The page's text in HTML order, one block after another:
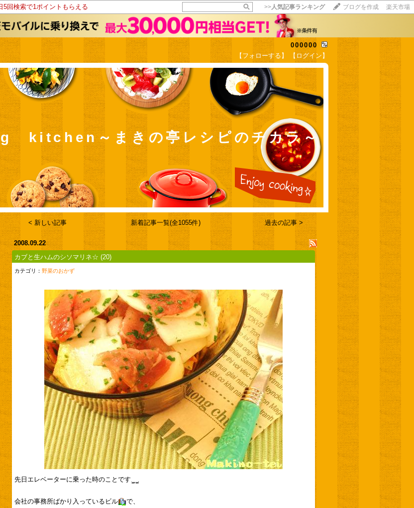
5回検索で1ポイントもらえる >>人気記事ランキング ブログを作成 楽天市場
000000
【フォローする】 【ログイン】
～まきの亭レシピのチカラ～
【毎日開催】
15記事にいいね！で1ポイント
10秒滞在
いいね! --/
< 新しい記事 新着記事一覧(全1055件) 過去の記事 >
2008.09.22
カブと生ハムのシソマリネ☆ (20)
カテゴリ：野菜のおかず
先日エレベーターに乗った時のことです
会社の事務所ばかり入っているビル
で、